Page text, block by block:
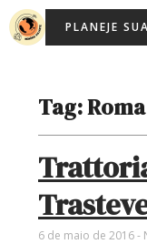
para
PLANEJE
Tag: Roma
6 de maio de 2016